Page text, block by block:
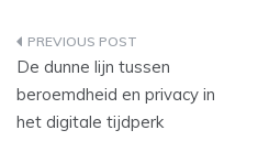
Bericht
navigatie
De dunne lijn tussen
beroemdheid en privacy in
het digitale tijdperk